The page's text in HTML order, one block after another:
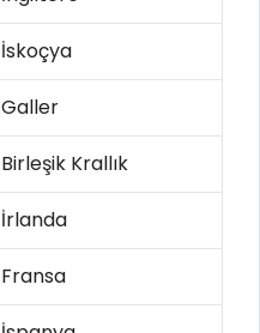
İskoçya
Galler
Birleşik Krallık
İrlanda
Fransa